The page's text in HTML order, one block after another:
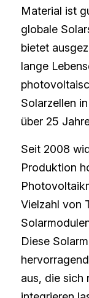
Material ist
globale
bietet
lange
Solarzellen
über 25
Seit 2008
Produktion
Vielzahl von
Diese
aus, die sich